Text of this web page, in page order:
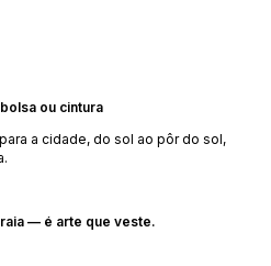
ou cintura
a cidade, do sol ao pôr do sol,
— é arte que veste.